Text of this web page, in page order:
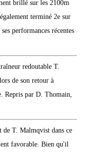
brillé sur les 2100m
terminé 2e sur
performances récentes
redoutable T.
de son retour à
Repris par D. Thomain,
T. Malmqvist dans ce
favorable. Bien qu'il